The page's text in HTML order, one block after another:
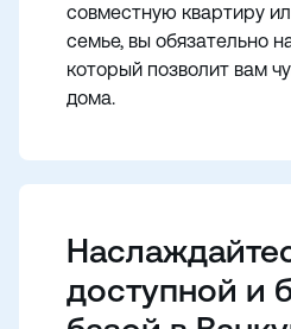
совместную квартиру
семье, вы обязательно
который позволит вам
дома.
доступной и